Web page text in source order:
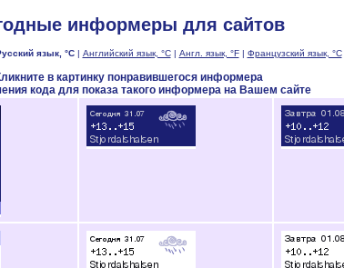
информеры для сайтов
язык, °C| Английский язык, °C| Англ. язык, °F| Французский язык, °C
в картинку понравившегося информера
кода для показа такого информера на Вашем сайте